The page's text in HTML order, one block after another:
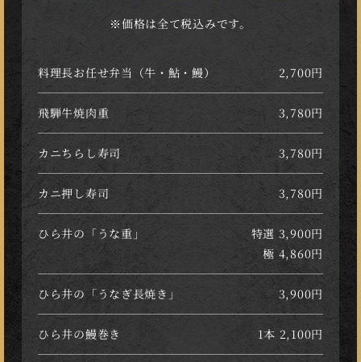
※価格は全て税込みです。
料理長お任せ弁当（牛・鮎・鰻） 2,700円
飛騨牛焼肉重 3,780円
カニちらし寿司 3,780円
カニ押し寿司 3,780円
ひら井の「うな重」
特選 3,900円
極 4,860円
ひら井の「うなぎ長焼き」 3,900円
ひら井の鰻巻き 1本 2,100円